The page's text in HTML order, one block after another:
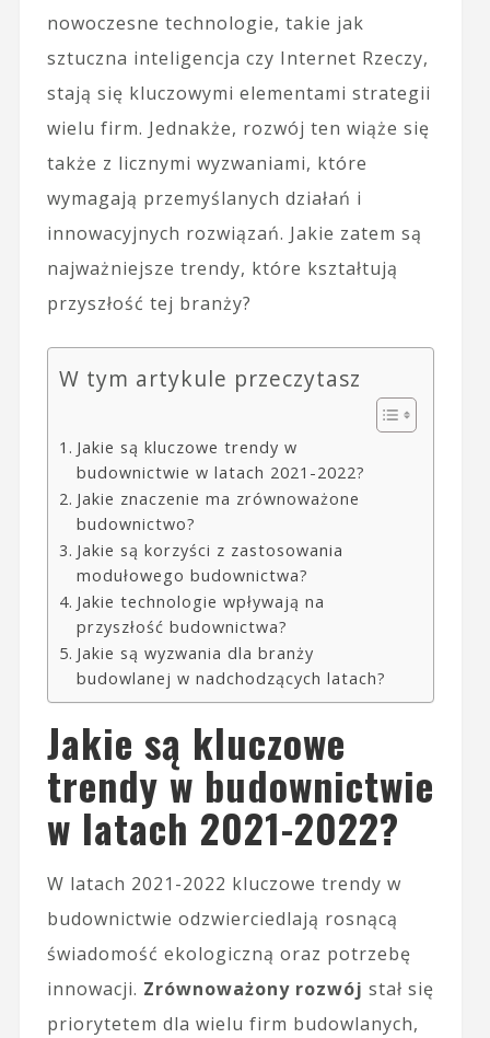
nowoczesne technologie, takie jak
sztuczna inteligencja czy Internet Rzeczy,
stają się kluczowymi elementami strategii
wielu firm. Jednakże, rozwój ten wiąże się
także z licznymi wyzwaniami, które
wymagają przemyślanych działań i
innowacyjnych rozwiązań. Jakie zatem są
najważniejsze trendy, które kształtują
przyszłość tej branży?
W tym artykule przeczytasz
Jakie są kluczowe trendy w
budownictwie w latach 2021-2022?
Jakie znaczenie ma zrównoważone
budownictwo?
Jakie są korzyści z zastosowania
modułowego budownictwa?
Jakie technologie wpływają na
przyszłość budownictwa?
Jakie są wyzwania dla branży
budowlanej w nadchodzących latach?
Jakie są kluczowe
trendy w budownictwie
w latach 2021-2022?
W latach 2021-2022 kluczowe trendy w
budownictwie odzwierciedlają rosnącą
świadomość ekologiczną oraz potrzebę
innowacji. Zrównoważony rozwój stał się
priorytetem dla wielu firm budowlanych,